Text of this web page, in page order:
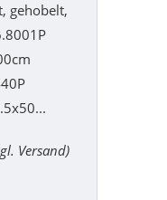
gehobelt,
Versand)